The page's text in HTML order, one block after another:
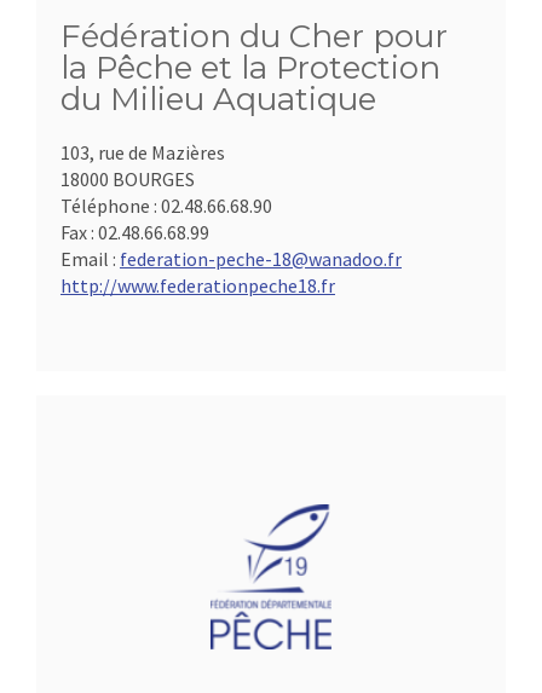
Fédération du Cher pour
la Pêche et la Protection
du Milieu Aquatique
103, rue de Mazières
18000 BOURGES
Téléphone : 02.48.66.68.90
Fax : 02.48.66.68.99
Email : federation-peche-18@wanadoo.fr
http://www.federationpeche18.fr